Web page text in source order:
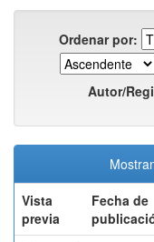
Ordenar por:
Autor/
Vista
previa
Fecha de